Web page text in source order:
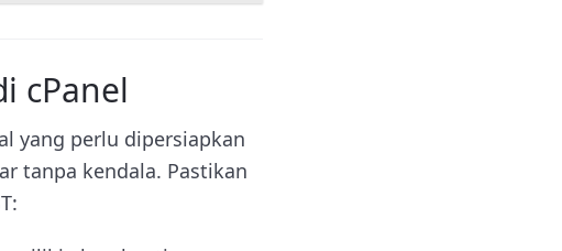
cPanel
yang perlu dipersiapkan
tanpa kendala. Pastikan